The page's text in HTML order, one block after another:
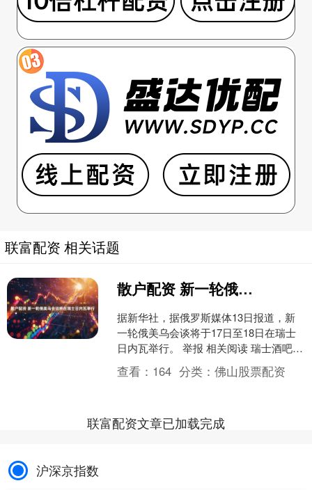
联富配资 相关话题
散户配资 新一轮俄美乌会谈将在瑞士日内瓦举行
据新华社，据俄罗斯媒体13日报道，新
一轮俄美乌会谈将于17日至18日在瑞士
日内瓦举行。 举报 相关阅读 瑞士酒吧火
灾致40死115伤 目前，调查人员正在现场
仔细....
查看： 164 分类：佛山股票配资
联富配资文章已加载完成
沪深京指数